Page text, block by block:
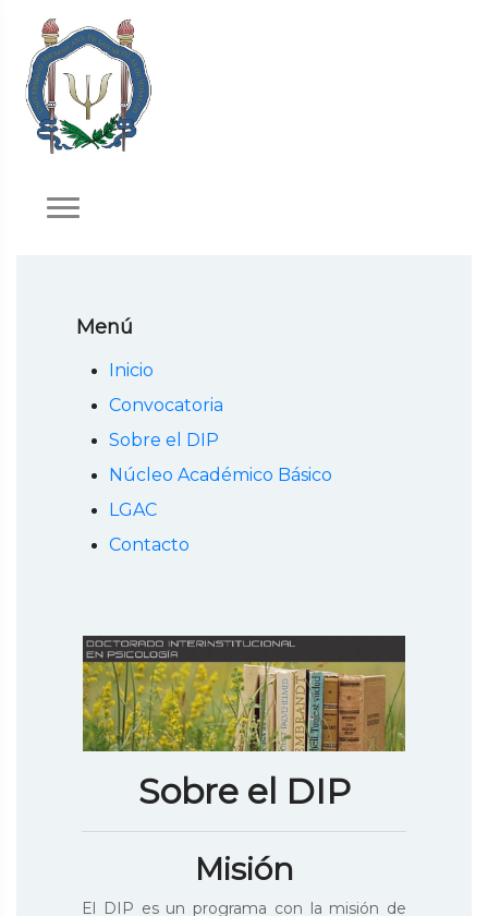
Menú
Inicio
Convocatoria
Sobre el DIP
Núcleo Académico Básico
LGAC
Contacto
Sobre el DIP
Misión
El DIP es un programa con la misión de